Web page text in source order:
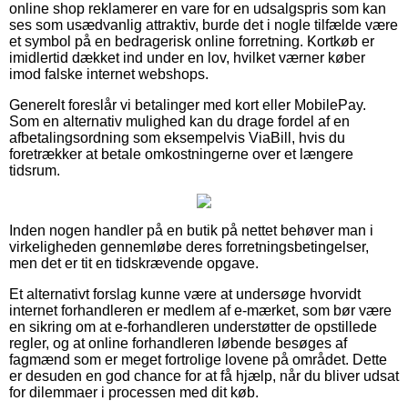
online shop reklamerer en vare for en udsalgspris som kan
ses som usædvanlig attraktiv, burde det i nogle tilfælde være
et symbol på en bedragerisk online forretning. Kortkøb er
imidlertid dækket ind under en lov, hvilket værner køber
imod falske internet webshops.
Generelt foreslår vi betalinger med kort eller MobilePay.
Som en alternativ mulighed kan du drage fordel af en
afbetalingsordning som eksempelvis ViaBill, hvis du
foretrækker at betale omkostningerne over et længere
tidsrum.
Inden nogen handler på en butik på nettet behøver man i
virkeligheden gennemløbe deres forretningsbetingelser,
men det er tit en tidskrævende opgave.
Et alternativt forslag kunne være at undersøge hvorvidt
internet forhandleren er medlem af e-mærket, som bør være
en sikring om at e-forhandleren understøtter de opstillede
regler, og at online forhandleren løbende besøges af
fagmænd som er meget fortrolige lovene på området. Dette
er desuden en god chance for at få hjælp, når du bliver udsat
for dilemmaer i processen med dit køb.